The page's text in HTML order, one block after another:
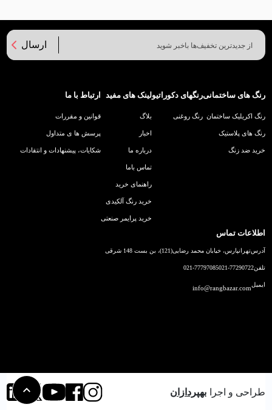
ارسال
رنگ های ساختمانی
رنگ اکریلیک ساختمان
رنگ های پلاستیک
خرید ضد زنگ
رنگهای دکوراتیو
رنگ روغنی
لینک های مفید
بلاگ
اخبار
درباره ما
تماس باما
راهنمای خرید
خرید رنگ آلکیدی
خرید پرایمر صنعتی
ارتباط با ما
قوانین و مقررات
پرسش ها ی متداول
شکایات، پیشنهادات و انتقادات
اطلاعات تماس
آدرستهرانپارس، خیابان محمد رضایی(121)، بن بست 148 شرقی
تلفن021-77290722
021-77797085
ایمیلinfo@rangbazar.com
طراحی و اجرا بهپردازان